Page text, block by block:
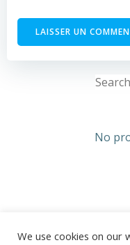
Search
No
We use cookies on our